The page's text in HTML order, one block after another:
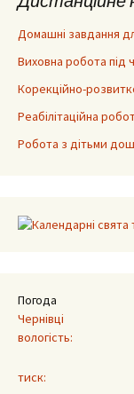
Домашні завдання
Виховна робота під
Корекційно-
Реабілітаційна
Робота з дітьми
Погода
Чернівці
вологість:
тиск: